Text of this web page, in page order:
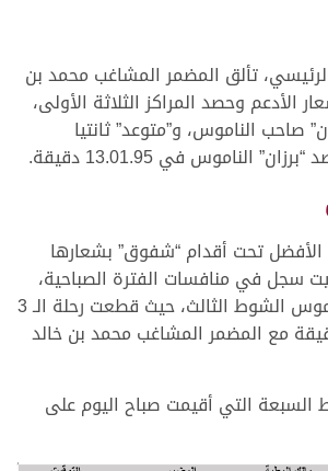
تألق المضمر المشاغب محمد بن
الأدعم وحصد المراكز الثلاثة الأولى،
صاحب الناموس، و”متوعد” ثانتيا
الناموس في 13.01.95 دقيقة.
الأفضل تحت أقدام “شفوق” بشعارها
سجل في منافسات الفترة الصباحية،
وذلك بعد فوزها بناموس الشوط الثالث، حيث قطعت رحلة الـ 3
12.28.76 دقيقة مع المضمر المشاغب محمد بن خالد
السبعة التي أقيمت صباح اليوم على